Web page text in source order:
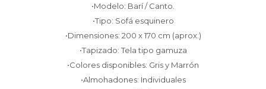
•Modelo: Barí / Canto.
•Tipo: Sofá esquinero
•Dimensiones: 200 x 170 cm (aprox.)
•Tapizado: Tela tipo gamuza
•Colores disponibles: Gris y Marrón
•Almohadones: Individuales